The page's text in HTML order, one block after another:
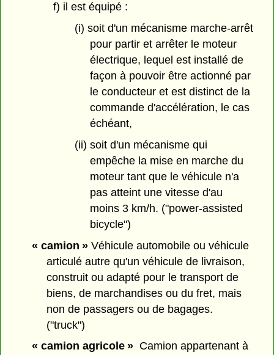
f) il est équipé :
(i) soit d'un mécanisme marche-arrêt
pour partir et arrêter le moteur
électrique, lequel est installé de
façon à pouvoir être actionné par
le conducteur et est distinct de la
commande d'accélération, le cas
échéant,
(ii) soit d'un mécanisme qui
empêche la mise en marche du
moteur tant que le véhicule n'a
pas atteint une vitesse d'au
moins 3 km/h. ("power-assisted
bicycle")
« camion »Véhicule automobile ou véhicule
articulé autre qu'un véhicule de livraison,
construit ou adapté pour le transport de
biens, de marchandises ou du fret, mais
non de passagers ou de bagages.
("truck")
« camion agricole »Camion appartenant à